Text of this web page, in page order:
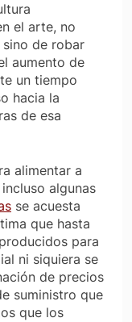
el arte, no
de robar
aumento de
un tiempo
hacia la
de esa
alimentar a
algunas
se acuesta
que hasta
para
ni siquiera se
de precios
suministro que
que los